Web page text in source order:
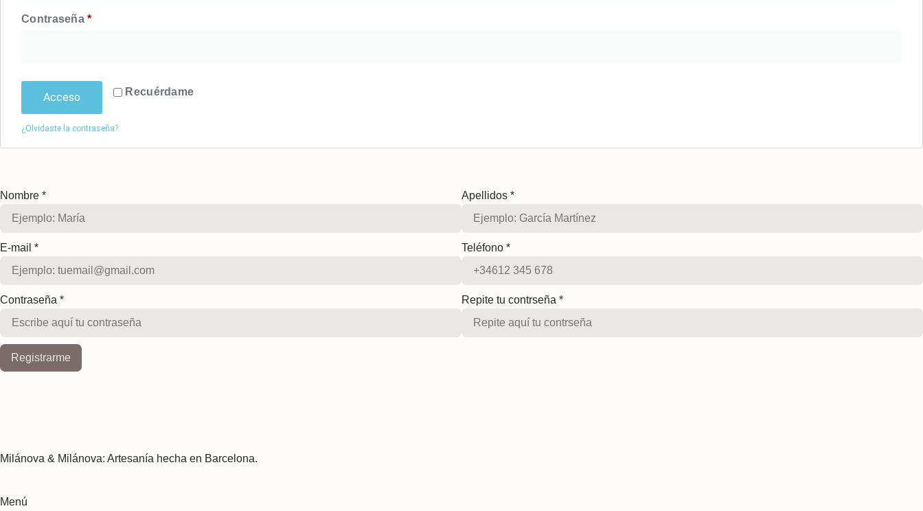
Contraseña*
Recuérdame
Acceso
¿Olvidaste la contraseña?
Nombre * Apellidos *
E-mail * Teléfono *
Contraseña * Repite tu contrseña *
Registrarme
Milánova & Milánova: Artesanía hecha en Barcelona.
Menú